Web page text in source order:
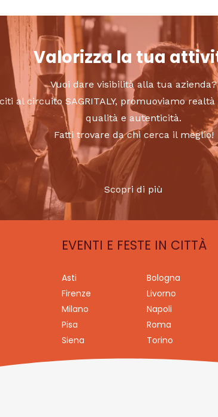
Valorizza la tua
Vuoi dare visibilità alla tua azienda?
al circuito SAGRITALY, promuoviamo
qualità e autenticità.
Fatti trovare da chi cerca il meglio!
Scopri di più
EVENTI E FESTE IN CITTÀ
Asti Bologna
Firenze
Livorno
Milano
Napoli
Pisa
Roma
Siena
Torino